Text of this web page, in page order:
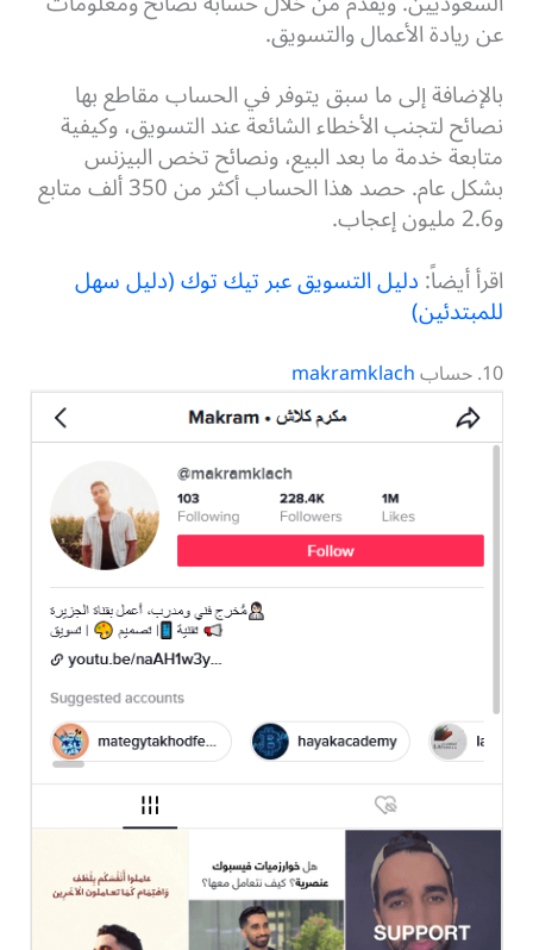
عن ريادة الأعمال والتسويق.
بالإضافة إلى ما سبق يتوفر في الحساب مقاطع بها
نصائح لتجنب الأخطاء الشائعة عند التسويق، وكيفية
متابعة خدمة ما بعد البيع، ونصائح تخص البيزنس
بشكل عام. حصد هذا الحساب أكثر من 350 ألف متابع
و2.6 مليون إعجاب.
اقرأ أيضاً:دليل التسويق عبر تيك توك (دليل سهل
للمبتدئين)
10. حساب makramklach